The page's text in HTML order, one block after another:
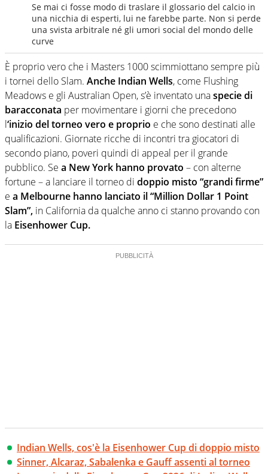
Se mai ci fosse modo di traslare il glossario del calcio in
una nicchia di esperti, lui ne farebbe parte. Non si perde
una svista arbitrale né gli umori social del mondo delle
curve
È proprio vero che i Masters 1000 scimmiottano sempre più
i tornei dello Slam. Anche Indian Wells, come Flushing
Meadows e gli Australian Open, s’è inventato unaspecie di
baracconata per movimentare i giorni che precedono
l‘inizio del torneo vero e proprio e che sono destinati alle
qualificazioni. Giornate ricche di incontri tra giocatori di
secondo piano, poveri quindi di appeal per il grande
pubblico. Se a New York hanno provato – con alterne
fortune – a lanciare il torneo di doppio misto “grandi firme”
e a Melbourne hanno lanciato il “Million Dollar 1 Point
Slam”, in California da qualche anno ci stanno provando con
la Eisenhower Cup.
Indian Wells, cos'è la Eisenhower Cup di doppio misto
Sinner, Alcaraz, Sabalenka e Gauff assenti al torneo